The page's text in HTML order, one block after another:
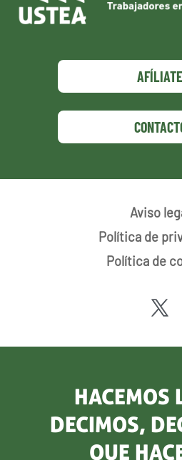
AFÍLIATE
Aviso
Política de
Política de
HACEMOS
DECIMOS,
QUE